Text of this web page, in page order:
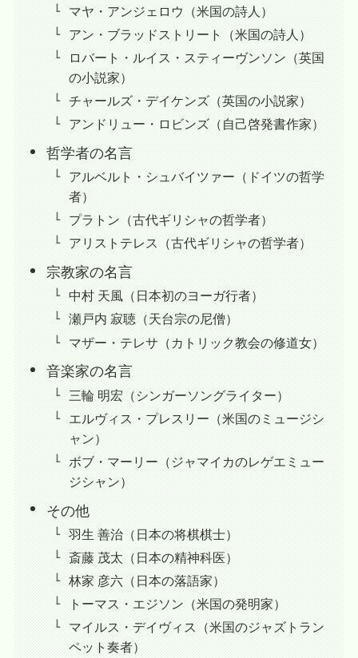
マヤ・アンジェロウ（米国の詩人）
アン・ブラッドストリート（米国の詩人）
ロバート・ルイス・スティーヴンソン（英国
の小説家）
チャールズ・デイケンズ（英国の小説家）
アンドリュー・ロビンズ（自己啓発書作家）
哲学者の名言
アルベルト・シュバイツァー（ドイツの哲学
者）
プラトン（古代ギリシャの哲学者）
アリストテレス（古代ギリシャの哲学者）
宗教家の名言
中村 天風（日本初のヨーガ行者）
瀬戸内 寂聴（天台宗の尼僧）
マザー・テレサ（カトリック教会の修道女）
音楽家の名言
三輪 明宏（シンガーソングライター）
エルヴィス・プレスリー（米国のミュージシ
ャン）
ボブ・マーリー（ジャマイカのレゲエミュー
ジシャン）
その他
羽生 善治（日本の将棋棋士）
斎藤 茂太（日本の精神科医）
林家 彦六（日本の落語家）
トーマス・エジソン（米国の発明家）
マイルス・デイヴィス（米国のジャズトラン
ペット奏者）